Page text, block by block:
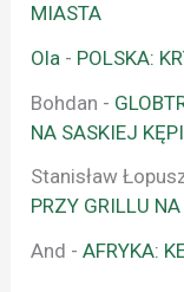
MIASTA
Ola - POLSKA:
Bohdan -
NA SASKIEJ
Stanisław
PRZY GRILLU
And -AFRYKA: